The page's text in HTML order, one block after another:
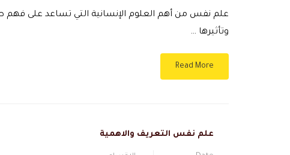
علم نفس من أهم العلوم الإنسانية التي تساعد على فهم
وتأثيرها …
Read More
علم نفس التعريف والاهمية